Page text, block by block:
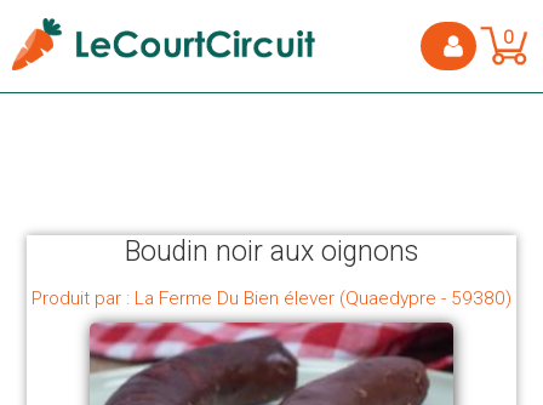
0
Boudin noir aux oignons
Produit par : La Ferme Du Bien élever (Quaedypre - 59380)